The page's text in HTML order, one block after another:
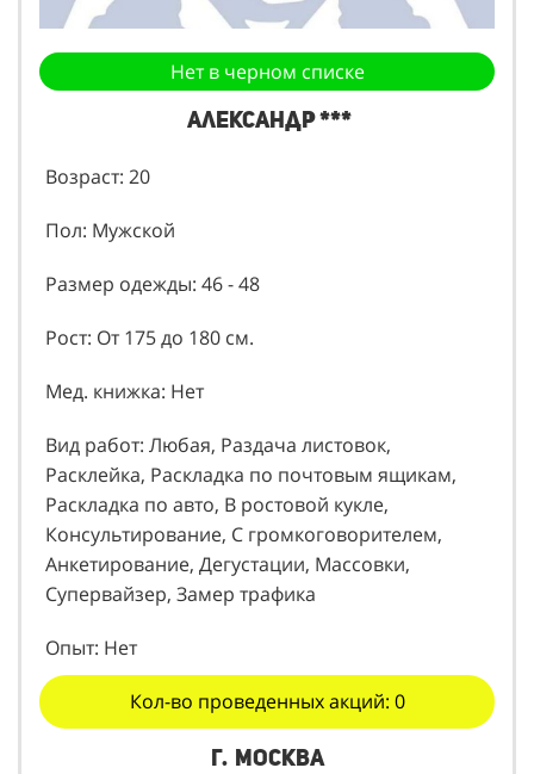
Нет в черном списке
Возраст: 20
Пол: Мужской
Размер одежды: 46 - 48
Рост: От 175 до 180 см.
Мед. книжка: Нет
Вид работ: Любая, Раздача листовок,
Расклейка, Раскладка по почтовым ящикам,
Раскладка по авто, В ростовой кукле,
Консультирование, С громкоговорителем,
Анкетирование, Дегустации, Массовки,
Супервайзер, Замер трафика
Опыт: Нет
Кол-во проведенных акций: 0